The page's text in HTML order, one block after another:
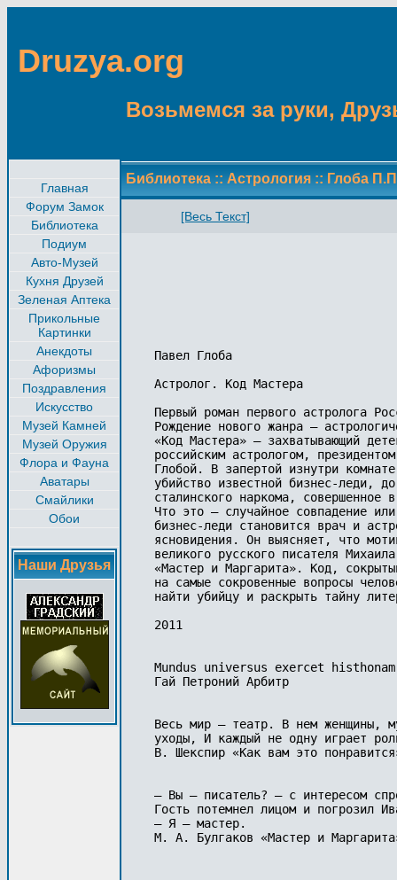
Druzya.org
Возьмемся за руки,
Главная
Форум Замок
Библиотека
Подиум
Авто-Музей
Кухня Друзей
Зеленая Аптека
Прикольные
Картинки
Анекдоты
Афоризмы
Поздравления
Искусство
Музей Камней
Музей Оружия
Флора и Фауна
Аватары
Смайлики
Обои
Наши Друзья
Библиотека :: Астрология :: Глоба
[Весь Текст]
Павел Глоба
Астролог. Код Мастера
Первый роман первого астролога
Рождение нового жанра –
«Код Мастера» – захватывающий
российским астрологом,
Глобой. В запертой изнутри
убийство известной бизнес-леди,
сталинского наркома,
Что это – случайное совпадение
бизнес-леди становится врач и
ясновидения. Он выясняет, что
великого русского писателя
«Мастер и Маргарита». Код,
на самые сокровенные вопросы
найти убийцу и раскрыть тайну
2011
Mundus universus exercet
Гай Петроний Арбитр
Весь мир – театр. В нем женщины,
уходы, И каждый не одну играет
В. Шекспир «Как вам это
– Вы – писатель? – с интересом
Гость потемнел лицом и погрозил
– Я – мастер.
М. А. Булгаков «Мастер и